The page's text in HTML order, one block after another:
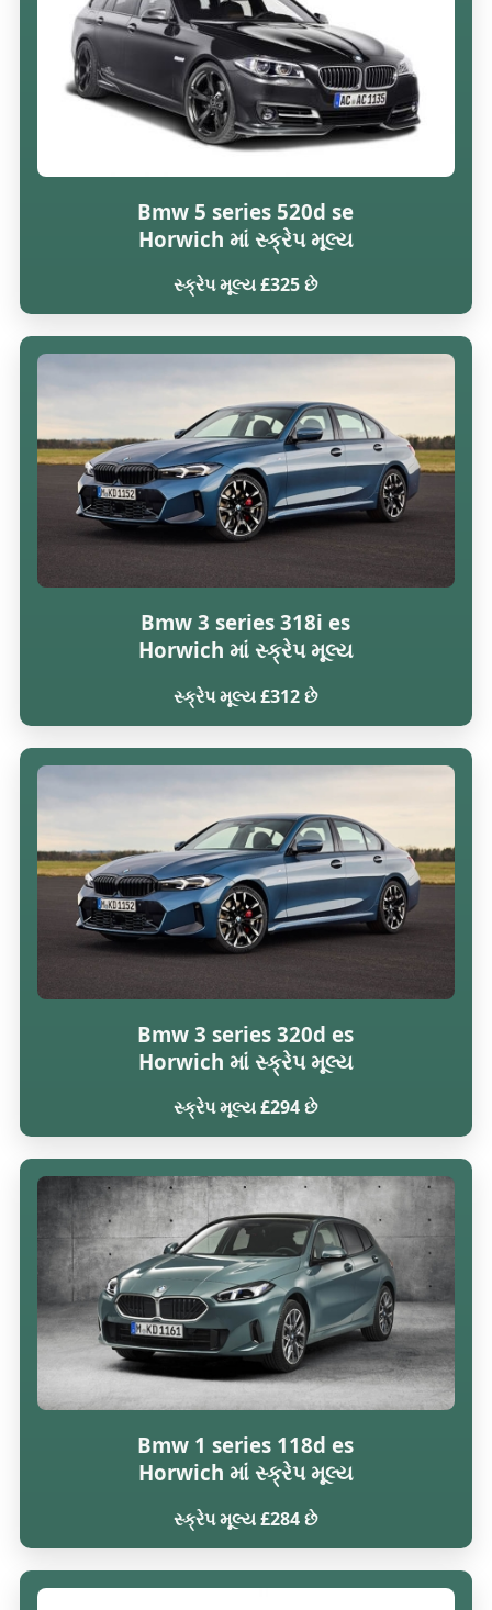
Bmw 5 series 520d se
Horwich માં સ્ક્રેપ મૂલ્ય
સ્ક્રેપ મૂલ્ય £325 છે
Bmw 3 series 318i es
Horwich માં સ્ક્રેપ મૂલ્ય
સ્ક્રેપ મૂલ્ય £312 છે
Bmw 3 series 320d es
Horwich માં સ્ક્રેપ મૂલ્ય
સ્ક્રેપ મૂલ્ય £294 છે
Bmw 1 series 118d es
Horwich માં સ્ક્રેપ મૂલ્ય
સ્ક્રેપ મૂલ્ય £284 છે